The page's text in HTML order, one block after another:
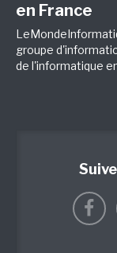
en France
groupe
de l'informatique